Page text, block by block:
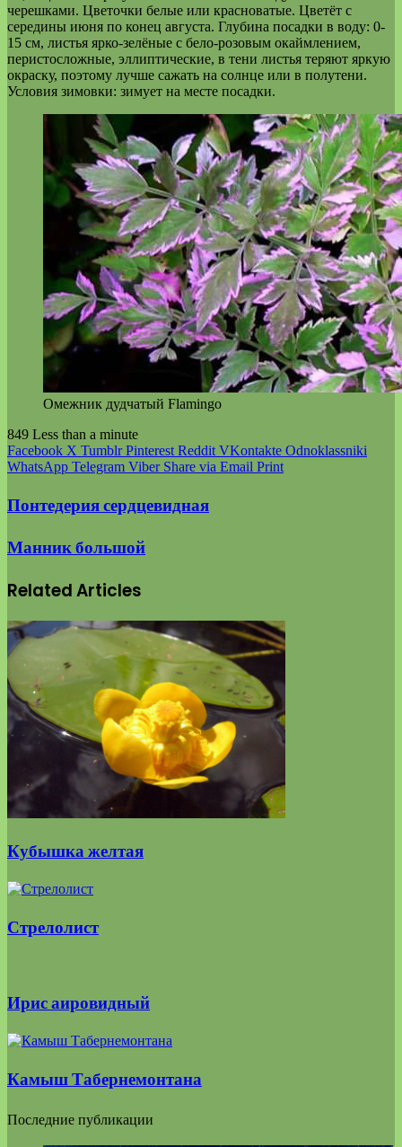
черешками. Цветочки белые или красноватые. Цветёт с
середины июня по конец августа. Глубина посадки в воду: 0-
15 см, листья ярко-зелёные с бело-розовым окаймлением,
перистосложные, эллиптические, в тени листья теряют яркую
окраску, поэтому лучше сажать на солнце или в полутени.
Условия зимовки: зимует на месте посадки.
Омежник дудчатый Flamingo
849 Less than a minute
Facebook X Tumblr Pinterest Reddit VKontakte Odnoklassniki
WhatsApp Telegram Viber Share via Email Print
Понтедерия сердцевидная
Манник большой
Related Articles
Кубышка желтая
Стрелолист
Ирис аировидный
Камыш Табернемонтана
Последние публикации